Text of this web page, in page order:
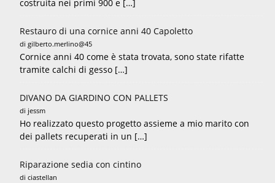
costruita nei primi 900 e […]
Restauro di una cornice anni 40 Capoletto
di gilberto.merlino@45
Cornice anni 40 come è stata trovata, sono state rifatte
tramite calchi di gesso […]
DIVANO DA GIARDINO CON PALLETS
di jessm
Ho realizzato questo progetto assieme a mio marito con
dei pallets recuperati in un […]
Riparazione sedia con cintino
di ciastellan